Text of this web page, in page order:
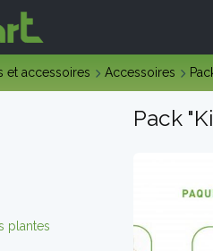
et accessoires Accessoires
plantes
Pack